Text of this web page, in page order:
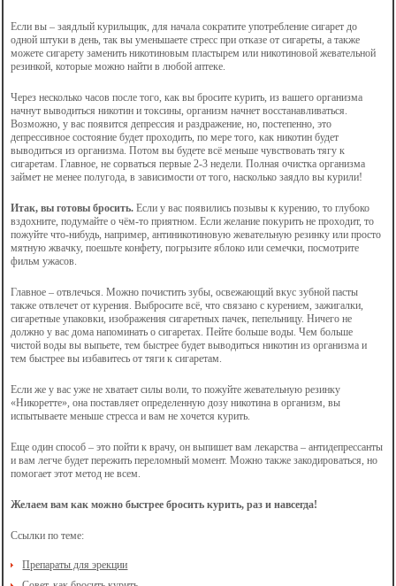
Если вы – заядлый курильщик, для начала сократите употребление сигарет до
одной штуки в день, так вы уменьшаете стресс при отказе от сигареты, а также
можете сигарету заменить никотиновым пластырем или никотиновой жевательной
резинкой, которые можно найти в любой аптеке.
Через несколько часов после того, как вы бросите курить, из вашего организма
начнут выводиться никотин и токсины, организм начнет восстанавливаться.
Возможно, у вас появится депрессия и раздражение, но, постепенно, это
депрессивное состояние будет проходить, по мере того, как никотин будет
выводиться из организма. Потом вы будете всё меньше чувствовать тягу к
сигаретам. Главное, не сорваться первые 2-3 недели. Полная очистка организма
займет не менее полугода, в зависимости от того, насколько заядло вы курили!
Итак, вы готовы бросить. Если у вас появились позывы к курению, то глубоко
вздохните, подумайте о чём-то приятном. Если желание покурить не проходит, то
пожуйте что-нибудь, например, антиникотиновую жевательную резинку или просто
мятную жвачку, поешьте конфету, погрызите яблоко или семечки, посмотрите
фильм ужасов.
Главное – отвлечься. Можно почистить зубы, освежающий вкус зубной пасты
также отвлечет от курения. Выбросите всё, что связано с курением, зажигалки,
сигаретные упаковки, изображения сигаретных пачек, пепельницу. Ничего не
должно у вас дома напоминать о сигаретах. Пейте больше воды. Чем больше
чистой воды вы выпьете, тем быстрее будет выводиться никотин из организма и
тем быстрее вы избавитесь от тяги к сигаретам.
Если же у вас уже не хватает силы воли, то пожуйте жевательную резинку
«Никоретте», она поставляет определенную дозу никотина в организм, вы
испытываете меньше стресса и вам не хочется курить.
Еще один способ – это пойти к врачу, он выпишет вам лекарства – антидепрессанты
и вам легче будет пережить переломный момент. Можно также закодироваться, но
помогает этот метод не всем.
Желаем вам как можно быстрее бросить курить, раз и навсегда!
Ссылки по теме:
Препараты для эрекции